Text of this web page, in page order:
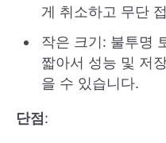
게 취소하고 무단
작은 크기: 불투명
짧아서 성능 및 저
을 수 있습니다.
단점: